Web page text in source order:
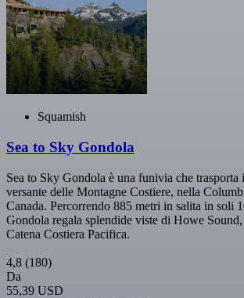
Squamish
Sea to Sky Gondola
Sea to Sky Gondola è una funivia che
versante delle Montagne Costiere, nella
Canada. Percorrendo 885 metri in salita in soli
Gondola regala splendide viste di Howe
Catena Costiera Pacifica.
4,8 (180)
Da
55,39 USD